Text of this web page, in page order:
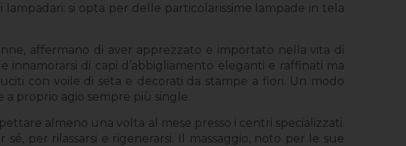
si opta per delle particolarissime lampade in tela
affermano di aver apprezzato e importato nella vita di
di capi d’abbigliamento eleganti e raffinati ma
con voile di seta e decorati da stampe a fiori. Un modo
proprio agio sempre più single.
almeno una volta al mese presso i centri specializzati.
per rilassarsi e rigenerarsi. Il massaggio, noto per le sue